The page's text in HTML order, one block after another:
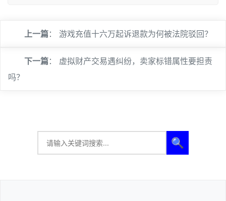
上一篇： 游戏充值十六万起诉退款为何被法院驳回？
下一篇： 虚拟财产交易遇纠纷，卖家标错属性要担责
吗？
🔍